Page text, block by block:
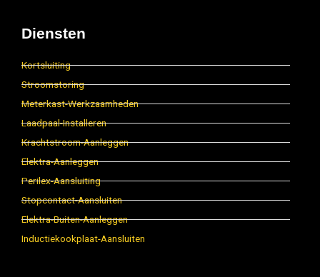
Diensten
Kortsluiting
Stroomstoring
Meterkast-Werkzaamheden
Laadpaal-Installeren
Krachtstroom-Aanleggen
Elektra-Aanleggen
Perilex-Aansluiting
Stopcontact-Aansluiten
Elektra-Buiten-Aanleggen
Inductiekookplaat-Aansluiten